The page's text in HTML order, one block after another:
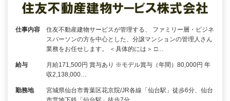
仕事内容
住友不動産建物サービスが管理する、 ファミリー層・ビジネ
スパーソンの方を中心とした、分譲マンションの管理人さん
業務をお任せします。 ＜具体的には＞ □…
給与
月給171,500円 賞与あり ※モデル賞与（年間）80,000円 年
収2,138,000…
勤務地
宮城県仙台市青葉区花京院/JR各線「仙台駅」徒歩6分、仙台